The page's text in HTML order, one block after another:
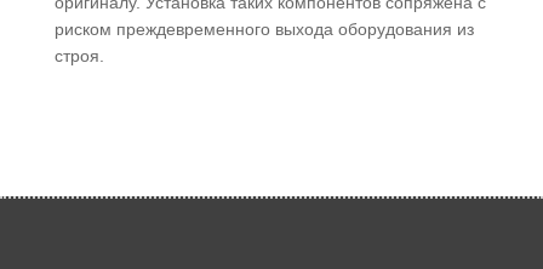
риском преждевременного выхода оборудования из
строя.